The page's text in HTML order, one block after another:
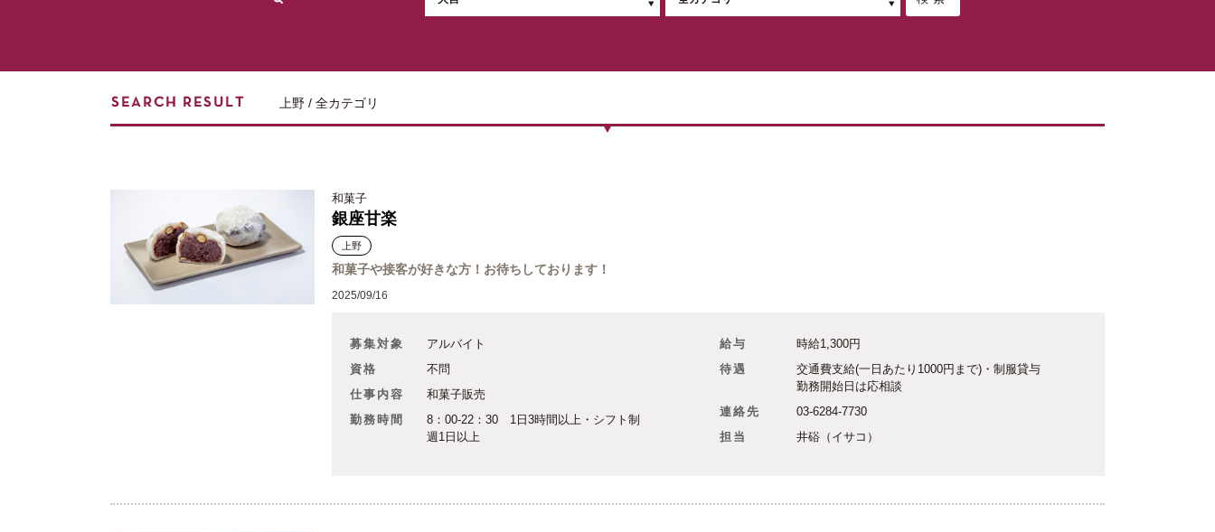
上野 / 全カテゴリ
和菓子
銀座甘楽
上野
和菓子や接客が好きな方！お待ちしております！
2025/09/16
募集対象
アルバイト
資格
不問
仕事内容
和菓子販売
勤務時間
8：00-22：30 1日3時間以上・シフト制
週1日以上
給与
時給1,300円
待遇
交通費支給(一日あたり1000円まで)・制服貸与
勤務開始日は応相談
連絡先
03-6284-7730
担当
井硲（イサコ）